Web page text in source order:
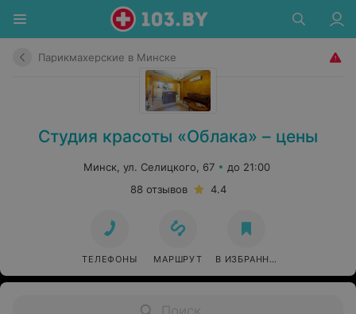
Парикмахерские в Минске
Студия красоты «Облака» – цены
Минск, ул. Селицкого, 67
до 21:00
88 отзывов
4.4
ТЕЛЕФОНЫ МАРШРУТ В ИЗБРАННОЕ